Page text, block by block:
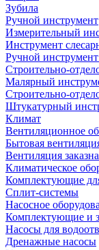
Зубила
Ручной инструмент
Измерительный
Инструмент
Ручной инструмент
Строительно-
Малярный
Строительно-
Штукатурный
Климат
Вентиляционное
Бытовая
Вентиляция
Климатическое
Комплектующие
Сплит-системы
Насосное
Комплектующие и
Насосы для
Дренажные насосы